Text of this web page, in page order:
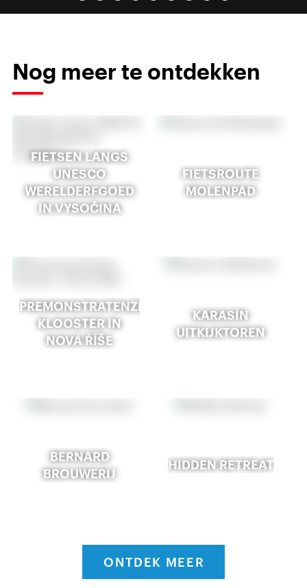
Nog meer te ontdekken
FIETSEN LANGS
UNESCO
WERELDERFGOED
IN VYSOČINA
FIETSROUTE
MOLENPAD
PREMONSTRATENZER
KLOOSTER IN
NOVÁ ŘÍŠE
KARASÍN
UITKIJKTOREN
BERNARD
BROUWERIJ
HIDDEN RETREAT
ONTDEK MEER